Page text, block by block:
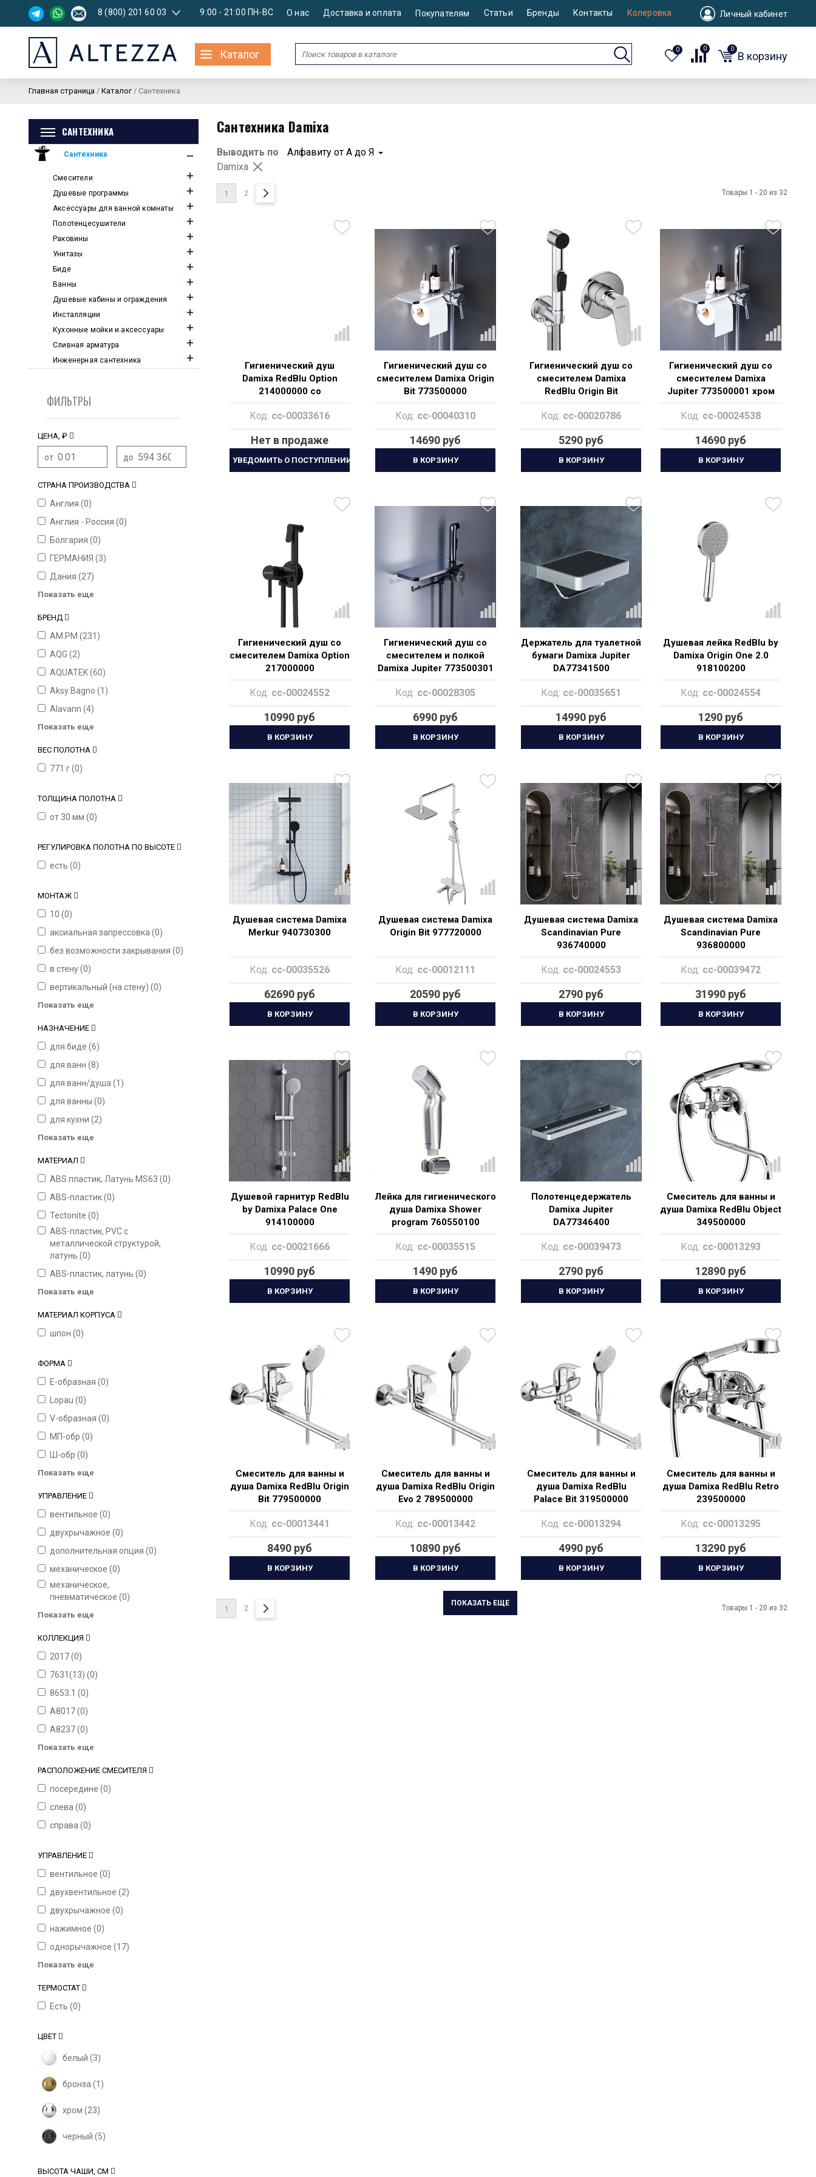
8 (800) 201 60 03 9:00 - 21:00 ПН-ВС О нас Доставка и оплата Покупателям Статьи Бренды Контакты Колеровка Личный кабинет
Каталог 0 0 0
В корзину
Главная страница / Каталог / Сантехника
САНТЕХНИКА
Сантехника
Смесители
Душевые программы
Аксессуары для ванной комнаты
Полотенцесушители
Раковины
Унитазы
Биде
Ванны
Душевые кабины и ограждения
Инсталляции
Кухонные мойки и аксессуары
Сливная арматура
Инженерная сантехника
ФИЛЬТРЫ
ЦЕНА, ₽
от до
СТРАНА ПРОИЗВОДСТВА
Англия (0)
Англия - Россия (0)
Болгария (0)
ГЕРМАНИЯ (3)
Дания (27)
Показать еще
БРЕНД
AM.PM (231 )
AQG (2)
AQUATEK (60)
Aksy Bagno (1 )
Alavann (4)
Показать еще
ВЕС ПОЛОТНА
771 г (0)
ТОЛЩИНА ПОЛОТНА
от 30 мм (0)
РЕГУЛИРОВКА ПОЛОТНА ПО ВЫСОТЕ
есть (0)
МОНТАЖ
10 (0)
аксиальная запрессовка (0)
без возможности закрывания (0)
в стену (0)
вертикальный (на стену) (0)
Показать еще
НАЗНАЧЕНИЕ
для биде (6)
для ванн (8)
для ванн/душа (1 )
для ванны (0)
для кухни (2)
Показать еще
МАТЕРИАЛ
ABS пластик, Латунь МS63 (0)
ABS-пластик (0)
Tectonite (0)
АВS-пластик, PVC с
металлической структурой,
латунь (0)
АВS-пластик, латунь (0)
Показать еще
МАТЕРИАЛ КОРПУСА
шпон (0)
ФОРМА
E-образная (0)
Lopau (0)
V-образная (0)
МП-обр (0)
Ш-обр (0)
Показать еще
УПРАВЛЕНИЕ
вентильное (0)
двухрычажное (0)
дополнительная опция (0)
механическое (0)
механическое,
пневматическое (0)
Показать еще
КОЛЛЕКЦИЯ
2017 (0)
7631(13) (0)
8653.1 (0)
A8017 (0)
A8237 (0)
Показать еще
РАСПОЛОЖЕНИЕ СМЕСИТЕЛЯ
посередине (0)
слева (0)
справа (0)
УПРАВЛЕНИЕ
вентильное (0)
двухвентильное (2)
двухрычажное (0)
нажимное (0)
однорычажное (17)
Показать еще
ТЕРМОСТАТ
Есть (0)
ЦВЕТ
белый (3)
бронза (1 )
хром (23)
черный (5)
ВЫСОТА ЧАШИ, СМ
Сантехника Damixa
Выводить по
Алфавиту от А до Я
Damixa
Товары 1 - 20 из 32
1 2
Гигиенический душ
Damixa RedBlu Option
214000000 со
смесителем, с
внутренней частью
Код: cc-00033616
Нет в продаже
УВЕДОМИТЬ О ПОСТУПЛЕНИИ
Гигиенический душ со
смесителем Damixa Origin
Bit 773500000
Код: cc-00040310
14690 руб
В КОРЗИНУ
Гигиенический душ со
смесителем Damixa
RedBlu Origin Bit
777510000
Код: cc-00020786
5290 руб
В КОРЗИНУ
Гигиенический душ со
смесителем Damixa
Jupiter 773500001 хром
Код: cc-00024538
14690 руб
В КОРЗИНУ
Гигиенический душ со
смесителем Damixa Option
217000000
Код: cc-00024552
10990 руб
В КОРЗИНУ
Гигиенический душ со
смесителем и полкой
Damixa Jupiter 773500301
черный
Код: cc-00028305
6990 руб
В КОРЗИНУ
Держатель для туалетной
бумаги Damixa Jupiter
DA77341500
Код: cc-00035651
14990 руб
В КОРЗИНУ
Душевая лейка RedBlu by
Damixa Origin One 2.0
918100200
Код: cc-00024554
1290 руб
В КОРЗИНУ
Душевая система Damixa
Merkur 940730300
Код: cc-00035526
62690 руб
В КОРЗИНУ
Душевая система Damixa
Origin Bit 977720000
Код: cc-00012111
20590 руб
В КОРЗИНУ
Душевая система Damixa
Scandinavian Pure
936740000
Код: cc-00024553
2790 руб
В КОРЗИНУ
Душевая система Damixa
Scandinavian Pure
936800000
Код: cc-00039472
31990 руб
В КОРЗИНУ
Душевой гарнитур RedBlu
by Damixa Palace One
914100000
Код: cc-00021666
10990 руб
В КОРЗИНУ
Лейка для гигиенического
душа Damixa Shower
program 760550100
Код: cc-00035515
1490 руб
В КОРЗИНУ
Полотенцедержатель
Damixa Jupiter
DA77346400
Код: cc-00039473
2790 руб
В КОРЗИНУ
Смеситель для ванны и
душа Damixa RedBlu Object
349500000
Код: cc-00013293
12890 руб
В КОРЗИНУ
Смеситель для ванны и
душа Damixa RedBlu Origin
Bit 779500000
Код: cc-00013441
8490 руб
В КОРЗИНУ
Смеситель для ванны и
душа Damixa RedBlu Origin
Evo 2 789500000
Код: cc-00013442
10890 руб
В КОРЗИНУ
Смеситель для ванны и
душа Damixa RedBlu
Palace Bit 319500000
Код: cc-00013294
4990 руб
В КОРЗИНУ
Смеситель для ванны и
душа Damixa RedBlu Retro
239500000
Код: cc-00013295
13290 руб
В КОРЗИНУ
Товары 1 - 20 из 32
1 2
ПОКАЗАТЬ ЕЩЕ